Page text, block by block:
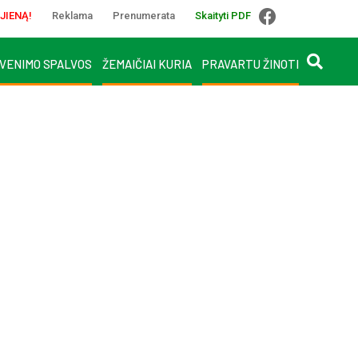
Reklama Prenumerata Skaityti PDF
SPALVOS ŽEMAIČIAI KURIA PRAVARTU ŽINOTI